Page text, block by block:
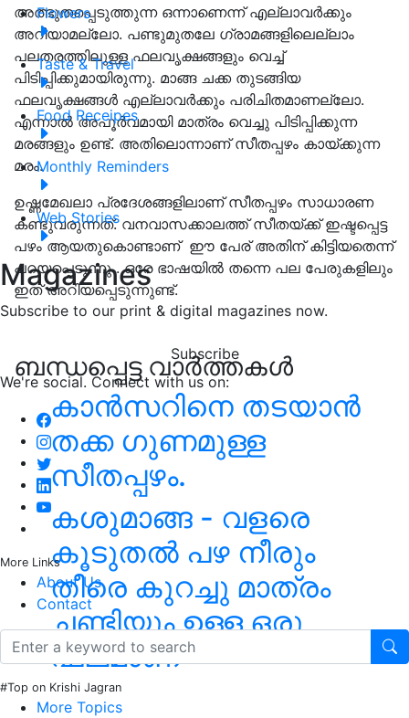
Flowers
Taste & Travel
Food Receipes
Monthly Reminders
Web Stories
Magazines
Subscribe to our print & digital magazines now.
Subscribe
We're social. Connect with us on:
More Links
About Us
Contact
#Top on Krishi Jagran
More Topics
അത്ഭുതപ്പെടുത്തുന്ന ഒന്നാണെന്ന് എല്ലാവർക്കും
അറിയാമല്ലോ. പണ്ടുമുതലേ ഗ്രാമങ്ങളിലെല്ലാം
പലതരത്തിലുള്ള ഫലവൃക്ഷങ്ങളും വെച്ച്
പിടിപ്പിക്കുമായിരുന്നു. മാങ്ങ ചക്ക തുടങ്ങിയ
ഫലവൃക്ഷങ്ങൾ എല്ലാവർക്കും പരിചിതമാണല്ലോ.
എന്നാൽ അപൂർവമായി മാത്രം വെച്ചു പിടിപ്പിക്കുന്ന
മരങ്ങളും ഉണ്ട്. അതിലൊന്നാണ് സീതപ്പഴം കായ്ക്കുന്ന
മരം.
ഉഷ്ണമേഖലാ പ്രദേശങ്ങളിലാണ് സീതപ്പഴം സാധാരണ
കണ്ടുവരുന്നത്. വനവാസക്കാലത്ത് സീതയ്ക്ക് ഇഷ്ടപ്പെട്ട
പഴം ആയതുകൊണ്ടാണ് ഈ പേര് അതിന് കിട്ടിയതെന്ന്
പറയപ്പെടുന്നു . ഒരേ ഭാഷയിൽ തന്നെ പല പേരുകളിലും
ഇത് അറിയപ്പെടുന്നുണ്ട്.
ബന്ധപ്പെട്ട വാർത്തകൾ
കാൻസറിനെ തടയാൻ
തക്ക ഗുണമുള്ള
സീതപ്പഴം.
കശുമാങ്ങ - വളരെ
കൂടുതൽ പഴ നീരും
തീരെ കുറച്ചു മാത്രം
ചണ്ടിയും ഉള്ള ഒരു
ഫലമാണ്